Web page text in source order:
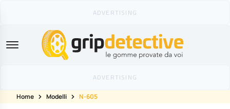
GripDetective
Home Modelli N-605